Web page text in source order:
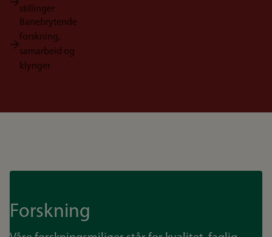
stillinger
Banebrytende
forskning,
samarbeid og
klynger
Forskning